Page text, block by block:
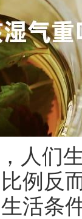
人们
例反
活条